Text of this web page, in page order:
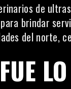
de
brindar
del norte,